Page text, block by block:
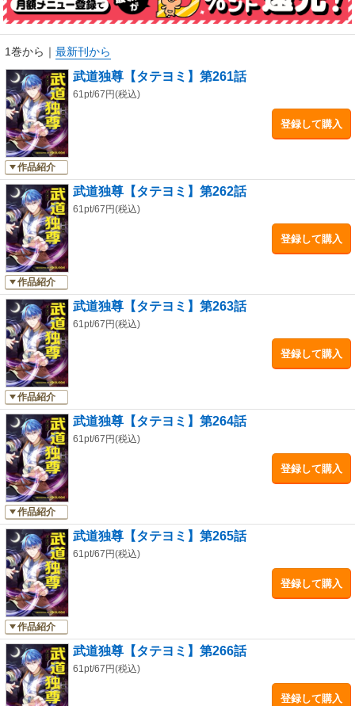
1巻から ｜ 最新刊から
作品紹介
武道独尊【タテヨミ】第261話
61pt/67円(税込)
登録して購入
作品紹介
武道独尊【タテヨミ】第262話
61pt/67円(税込)
登録して購入
作品紹介
武道独尊【タテヨミ】第263話
61pt/67円(税込)
登録して購入
作品紹介
武道独尊【タテヨミ】第264話
61pt/67円(税込)
登録して購入
作品紹介
武道独尊【タテヨミ】第265話
61pt/67円(税込)
登録して購入
武道独尊【タテヨミ】第266話
61pt/67円(税込)
登録して購入